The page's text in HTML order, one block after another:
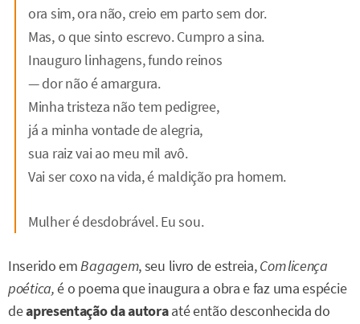
ora sim, ora não, creio em parto sem dor.
Mas, o que sinto escrevo. Cumpro a sina.
Inauguro linhagens, fundo reinos
— dor não é amargura.
Minha tristeza não tem pedigree,
já a minha vontade de alegria,
sua raiz vai ao meu mil avô.
Vai ser coxo na vida, é maldição pra homem.
Mulher é desdobrável. Eu sou.
Inserido emBagagem, seu livro de estreia,Com licença
poética,é o poema que inaugura a obra e faz uma espécie
deapresentação da autoraaté então desconhecida do